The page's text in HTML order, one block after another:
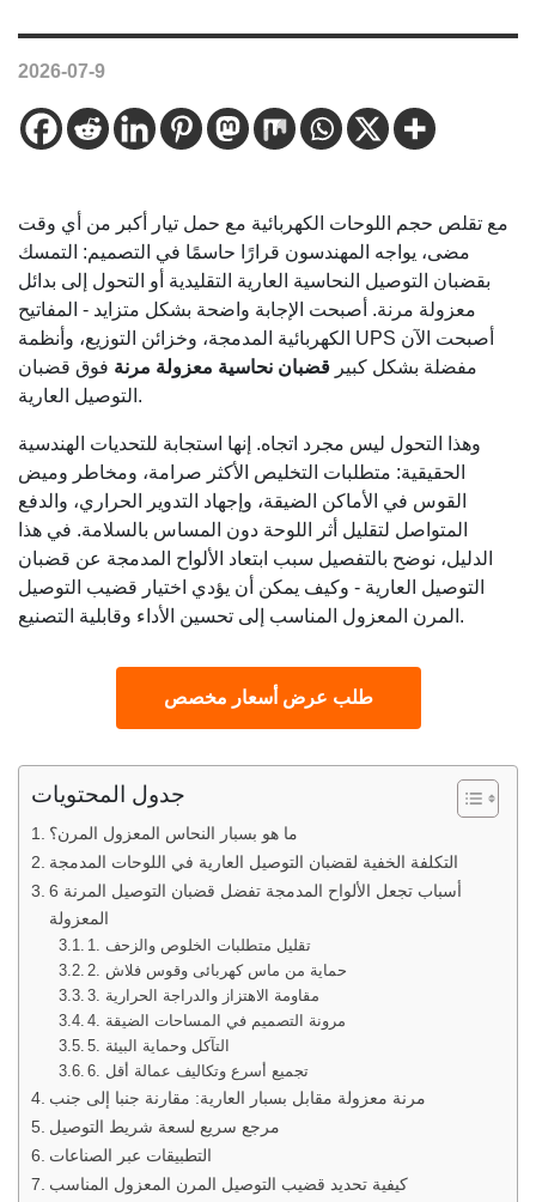
2026-07-9
مع تقلص حجم اللوحات الكهربائية مع حمل تيار أكبر من أي وقت
مضى، يواجه المهندسون قرارًا حاسمًا في التصميم: التمسك
بقضبان التوصيل النحاسية العارية التقليدية أو التحول إلى بدائل
معزولة مرنة. أصبحت الإجابة واضحة بشكل متزايد - المفاتيح
الكهربائية المدمجة، وخزائن التوزيع، وأنظمة UPS أصبحت الآن
مفضلة بشكل كبير قضبان نحاسية معزولة مرنة فوق قضبان
التوصيل العارية.
وهذا التحول ليس مجرد اتجاه. إنها استجابة للتحديات الهندسية
الحقيقية: متطلبات التخليص الأكثر صرامة، ومخاطر وميض
القوس في الأماكن الضيقة، وإجهاد التدوير الحراري، والدفع
المتواصل لتقليل أثر اللوحة دون المساس بالسلامة. في هذا
الدليل، نوضح بالتفصيل سبب ابتعاد الألواح المدمجة عن قضبان
التوصيل العارية - وكيف يمكن أن يؤدي اختيار قضيب التوصيل
المرن المعزول المناسب إلى تحسين الأداء وقابلية التصنيع.
طلب عرض أسعار مخصص
جدول المحتويات
ما هو بسبار النحاس المعزول المرن؟
التكلفة الخفية لقضبان التوصيل العارية في اللوحات المدمجة
6 أسباب تجعل الألواح المدمجة تفضل قضبان التوصيل المرنة
المعزولة
1. تقليل متطلبات الخلوص والزحف
2. حماية من ماس كهربائى وقوس فلاش
3. مقاومة الاهتزاز والدراجة الحرارية
4. مرونة التصميم في المساحات الضيقة
5. التآكل وحماية البيئة
6. تجميع أسرع وتكاليف عمالة أقل
مرنة معزولة مقابل بسبار العارية: مقارنة جنبا إلى جنب
مرجع سريع لسعة شريط التوصيل
التطبيقات عبر الصناعات
كيفية تحديد قضيب التوصيل المرن المعزول المناسب